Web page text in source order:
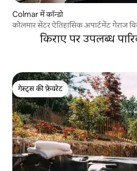
Colmar में कॉन्डो
कोलमार सेंटर ऐतिहासिक अपार्टमेंट गेराज
किराए पर उपलब्ध
गेस्ट्स की फ़ेवरेट
गेस्ट्स की फ़ेवरेट